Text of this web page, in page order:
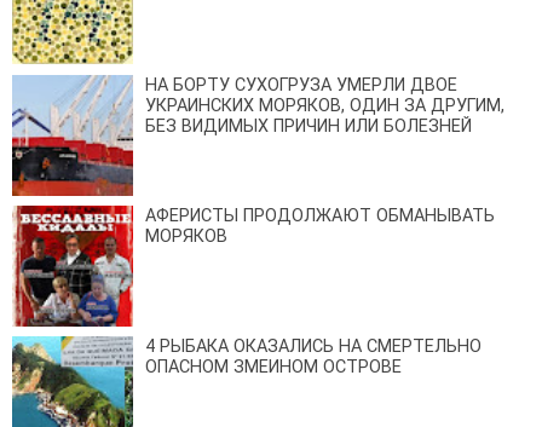
НА БОРТУ СУХОГРУЗА УМЕРЛИ ДВОЕ
УКРАИНСКИХ МОРЯКОВ, ОДИН ЗА ДРУГИМ,
БЕЗ ВИДИМЫХ ПРИЧИН ИЛИ БОЛЕЗНЕЙ
АФЕРИСТЫ ПРОДОЛЖАЮТ ОБМАНЫВАТЬ
МОРЯКОВ
4 РЫБАКА ОКАЗАЛИСЬ НА СМЕРТЕЛЬНО
ОПАСНОМ ЗМЕИНОМ ОСТРОВЕ